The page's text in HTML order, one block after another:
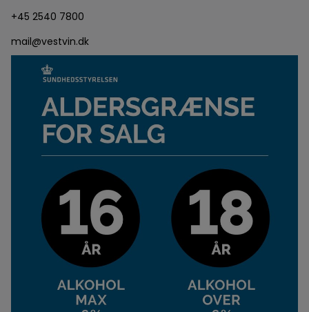
+45 2540 7800
mail@vestvin.dk